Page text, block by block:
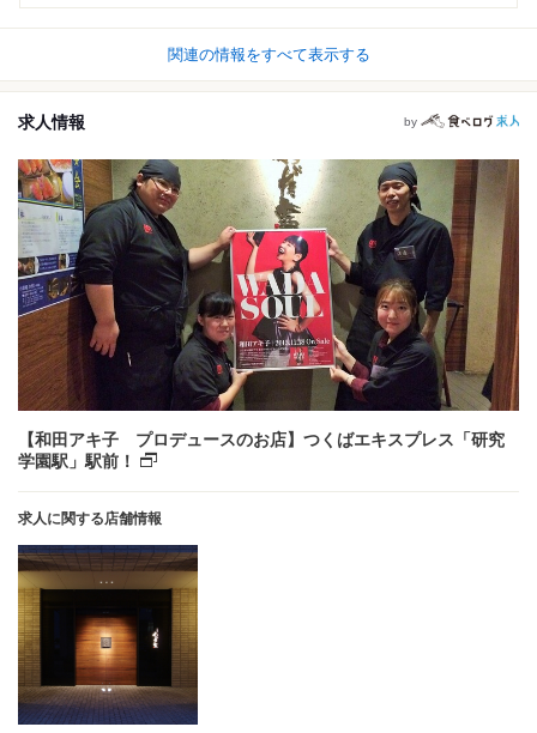
関連の情報をすべて表示する
求人情報 by
【和田アキ子 プロデュースのお店】つくばエキスプレス「研究
学園駅」駅前！
求人に関する店舗情報